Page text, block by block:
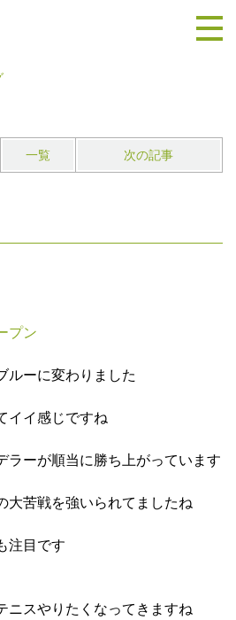
一覧 次の記事
プン
ルーに変わりました
イイ感じですね
ラーが順当に勝ち上がっています
大苦戦を強いられてましたね
注目です
ニスやりたくなってきますね